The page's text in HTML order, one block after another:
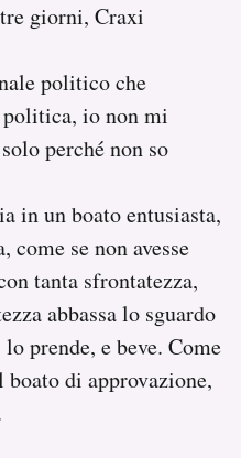
giorni, Craxi
politico che
politica, io non mi
perché non so
in un boato entusiasta,
se non avesse
tanta sfrontatezza,
abbassa lo sguardo
prende, e beve. Come
boato di approvazione,